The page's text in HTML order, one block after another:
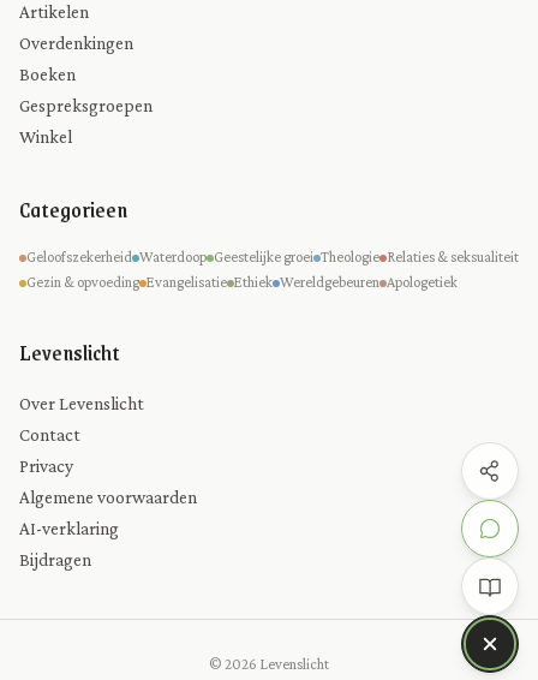
Artikelen
Overdenkingen
Boeken
Gespreksgroepen
Winkel
Categorieen
Geloofszekerheid Waterdoop Geestelijke groei Theologie Relaties & seksualiteit
Gezin & opvoeding Evangelisatie Ethiek Wereldgebeuren Apologetiek
Levenslicht
Over Levenslicht
Contact
Privacy
Algemene voorwaarden
AI-verklaring
Bijdragen
© 2026 Levenslicht